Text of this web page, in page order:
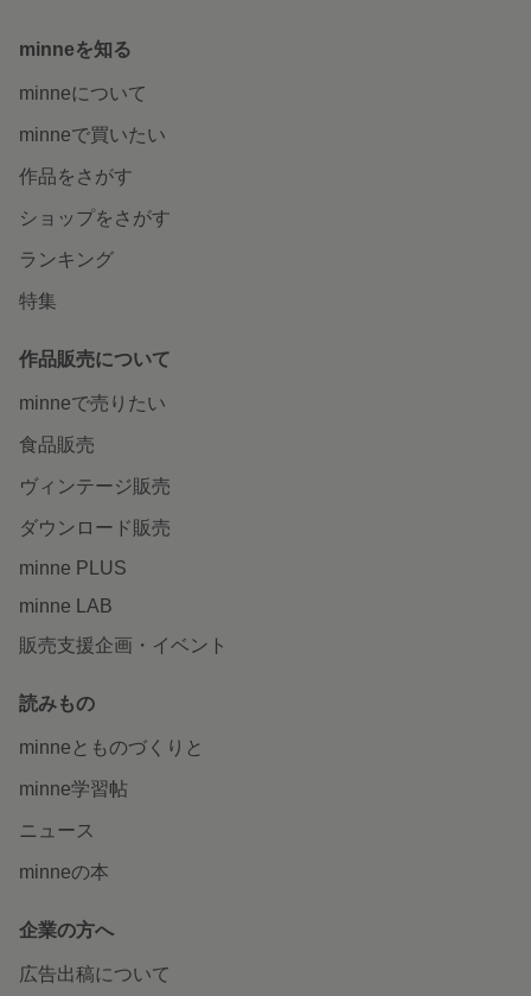
minneを知る
minneについて
minneで買いたい
作品をさがす
ショップをさがす
ランキング
特集
作品販売について
minneで売りたい
食品販売
ヴィンテージ販売
ダウンロード販売
minne PLUS
minne LAB
販売支援企画・イベント
読みもの
minneとものづくりと
minne学習帖
ニュース
minneの本
企業の方へ
広告出稿について